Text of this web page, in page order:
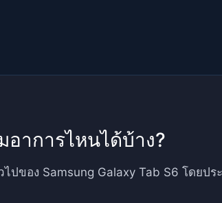
อาการไหนได้บ้าง?
ปของ Samsung Galaxy Tab S6 โดย